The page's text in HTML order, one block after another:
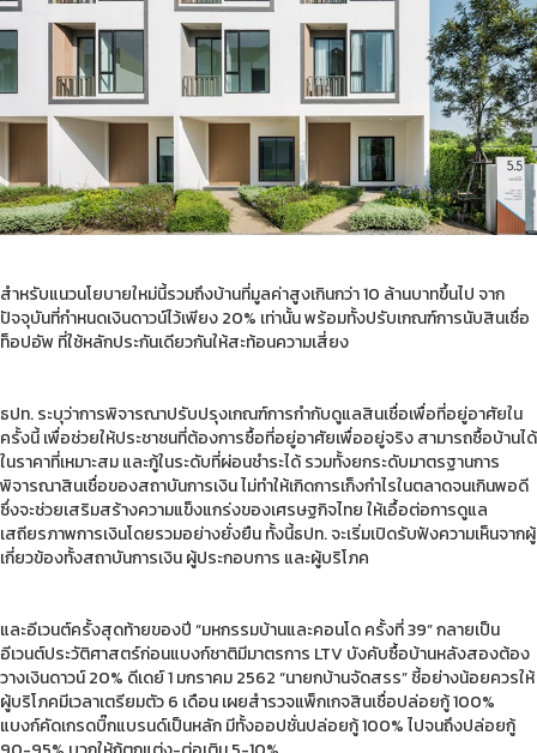
สำหรับแนวนโยบายใหม่นี้รวมถึงบ้านที่มูลค่าสูงเกินกว่า 10 ล้านบาทขึ้นไป จาก
ปัจจุบันที่กำหนดเงินดาวน์ไว้เพียง 20% เท่านั้น พร้อมทั้งปรับเกณฑ์การนับสินเชื่อ
ท็อปอัพ ที่ใช้หลักประกันเดียวกันให้สะท้อนความเสี่ยง
ธปท. ระบุว่าการพิจารณาปรับปรุงเกณฑ์การกำกับดูแลสินเชื่อเพื่อที่อยู่อาศัยใน
ครั้งนี้ เพื่อช่วยให้ประชาชนที่ต้องการซื้อที่อยู่อาศัยเพื่ออยู่จริง สามารถซื้อบ้านได้
ในราคาที่เหมาะสม และกู้ในระดับที่ผ่อนชำระได้ รวมทั้งยกระดับมาตรฐานการ
พิจารณาสินเชื่อของสถาบันการเงิน ไม่ทำให้เกิดการเก็งกำไรในตลาดจนเกินพอดี
ซึ่งจะช่วยเสริมสร้างความแข็งแกร่งของเศรษฐกิจไทย ให้เอื้อต่อการดูแล
เสถียรภาพการเงินโดยรวมอย่างยั่งยืน ทั้งนี้ธปท. จะเริ่มเปิดรับฟังความเห็นจากผู้
เกี่ยวข้องทั้งสถาบันการเงิน ผู้ประกอบการ และผู้บริโภค
และอีเวนต์ครั้งสุดท้ายของปี “มหกรรมบ้านและคอนโด ครั้งที่ 39” กลายเป็น
อีเวนต์ประวัติศาสตร์ก่อนแบงก์ชาติมีมาตรการ LTV บังคับซื้อบ้านหลังสองต้อง
วางเงินดาวน์ 20% ดีเดย์ 1 มกราคม 2562 “นายกบ้านจัดสรร” ชี้อย่างน้อยควรให้
ผู้บริโภคมีเวลาเตรียมตัว 6 เดือน เผยสำรวจแพ็กเกจสินเชื่อปล่อยกู้ 100%
แบงก์คัดเกรดบิ๊กแบรนด์เป็นหลัก มีทั้งออปชั่นปล่อยกู้ 100% ไปจนถึงปล่อยกู้